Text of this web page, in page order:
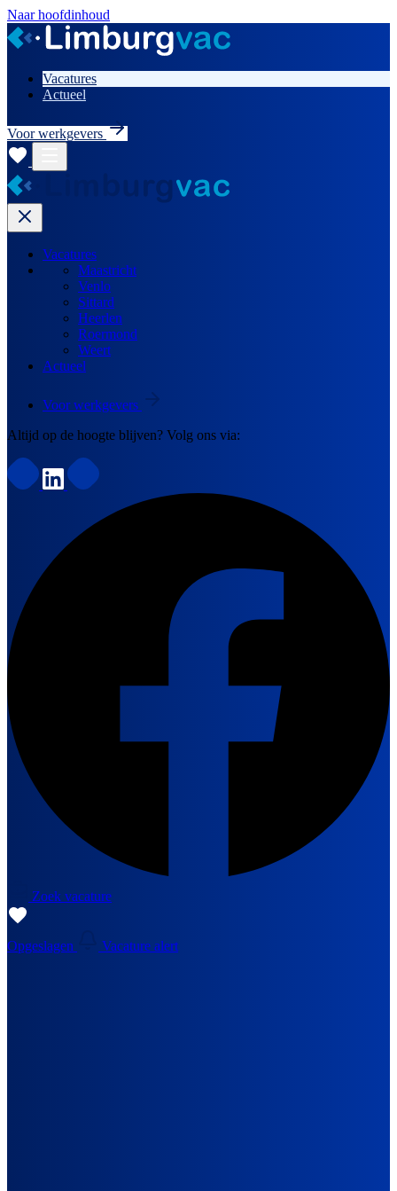
Naar hoofdinhoud
Vacatures
Actueel
Voor werkgevers
Vacatures
Maastricht
Venlo
Sittard
Heerlen
Roermond
Weert
Actueel
Voor werkgevers
Altijd op de hoogte blijven? Volg ons via:
Zoek vacature
Opgeslagen Vacature alert